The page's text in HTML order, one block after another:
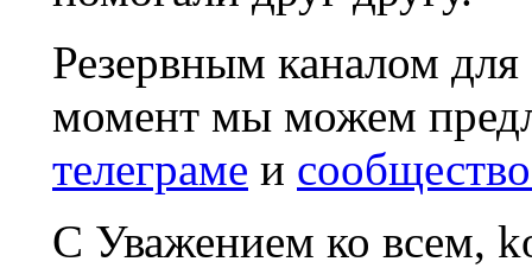
Резервным каналом
момент мы можем
телеграме и
С Уважением ко всем,